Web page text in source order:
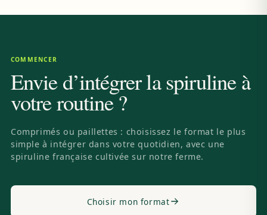
COMMENCER
Envie d’intégrer la spiruline à
votre routine ?
Comprimés ou paillettes : choisissez le format le plus
simple à intégrer dans votre quotidien, avec une
spiruline française cultivée sur notre ferme.
Choisir mon format